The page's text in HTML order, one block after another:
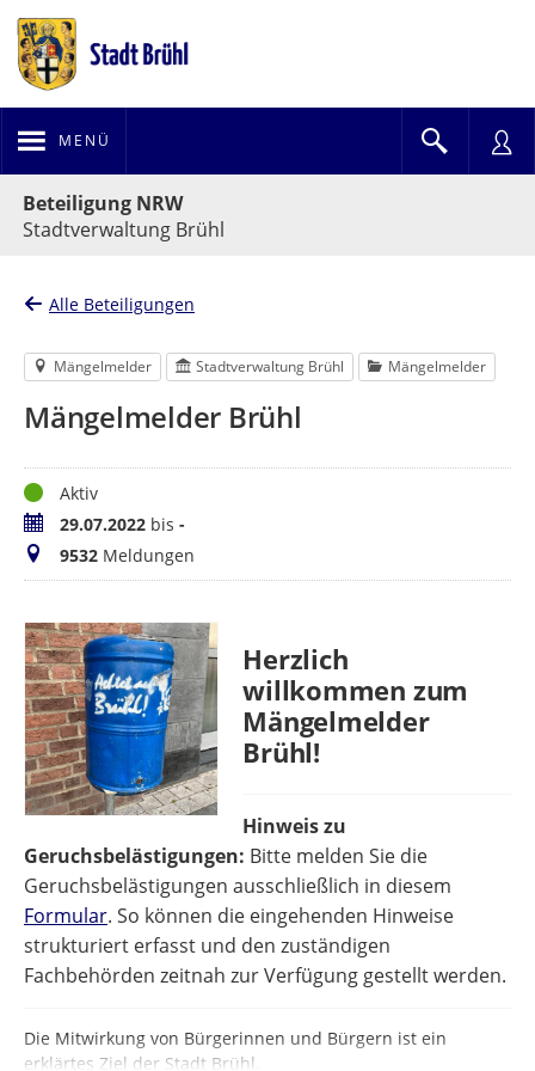
MENÜ
Beteiligung NRW
Stadtverwaltung Brühl
Alle Beteiligungen
Mängelmelder Stadtverwaltung Brühl Mängelmelder
Mängelmelder Brühl
StatusAktiv
Zeitraum29.07.2022 bis -
Meldungen
9532 Meldungen
Herzlich
willkommen zum
Mängelmelder
Brühl!
Hinweis zu
Geruchsbelästigungen: Bitte melden Sie die
Geruchsbelästigungen ausschließlich in diesem
Formular. So können die eingehenden Hinweise
strukturiert erfasst und den zuständigen
Fachbehörden zeitnah zur Verfügung gestellt werden.
Die Mitwirkung von Bürgerinnen und Bürgern ist ein
erklärtes Ziel der Stadt Brühl.